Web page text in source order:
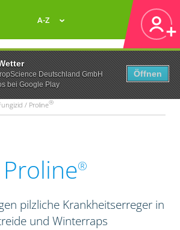
Deutschland GmbH
bei Google Play
Öffnen
A-Z
/ Proline®
Proline®
pilzliche Krankheitserreger in
und Winterraps